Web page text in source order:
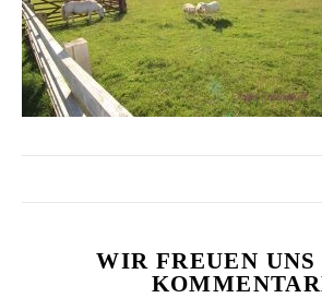
WIR FREUEN UNS